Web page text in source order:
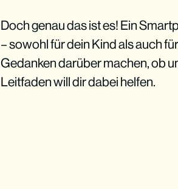
Doch genau das ist es! Ein
– sowohl für dein Kind als auch
Gedanken darüber machen, ob
Leitfaden will dir dabei helfen.